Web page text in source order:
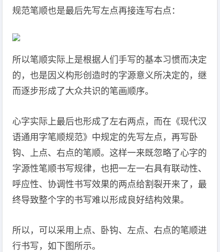
规范笔顺也是最后先写左点再接连写右点：
所以笔顺实际上是根据人们手写的基本习惯而决定
的，也是因义构形创造时的字源意义所决定的，继
而逐步形成了大众共识的笔画顺序。
心字实际上最后也形成了左右两点，而在《现代汉
语通用字笔顺规范》中规定的先写左点，再写卧
钩、上点、右点的笔顺。这样一来既忽略了心字的
字源性笔顺书写规律，也把一左一右具有联动性、
呼应性、协调性书写效果的两点给割裂开来了，最
终导致整个字的书写难以形成良好结构效果。
所以，可以采用上点、卧钩、左点、右点的笔顺进
行书写，如下图所示。